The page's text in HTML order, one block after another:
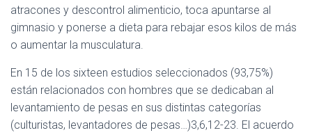
atracones y descontrol alimenticio, toca apuntarse al
gimnasio y ponerse a dieta para rebajar esos kilos de más
o aumentar la musculatura.
En 15 de los sixteen estudios seleccionados (93,75%)
están relacionados con hombres que se dedicaban al
levantamiento de pesas en sus distintas categorías
(culturistas, levantadores de pesas…)3,6,12-23. El acuerdo